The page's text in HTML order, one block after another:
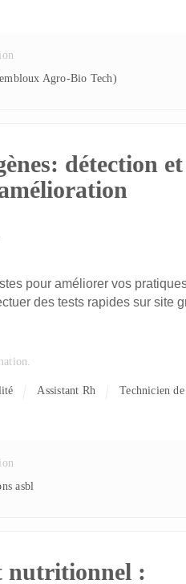
Agro-Bio Tech)
détection et
pour améliorer vos
des tests rapides sur site
Assistant Rh Technicien
asbl
nutritionnel :